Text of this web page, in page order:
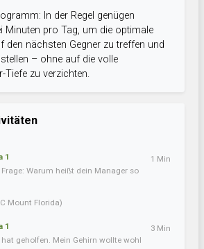
In der Regel genügen
Minuten pro Tag, um die optimale
den nächsten Gegner zu treffen und
– ohne auf die volle
Tiefe zu verzichten.
1
Warum heißt dein Manager so
Mount Florida)
1 Min
1
hat geholfen. Mein Gehirn wollte wohl
3 Min